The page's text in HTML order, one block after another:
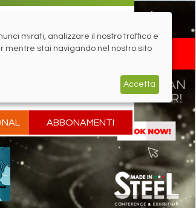
ABBONAMENTI
mirati, analizzare il nostro traffico e
mentre stai navigando nel nostro sito
Accetta